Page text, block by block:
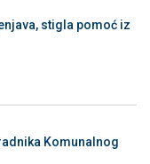
stigla pomoć iz
Komunalnog